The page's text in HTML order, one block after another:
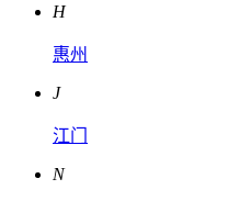
H
惠州
J
江门
N